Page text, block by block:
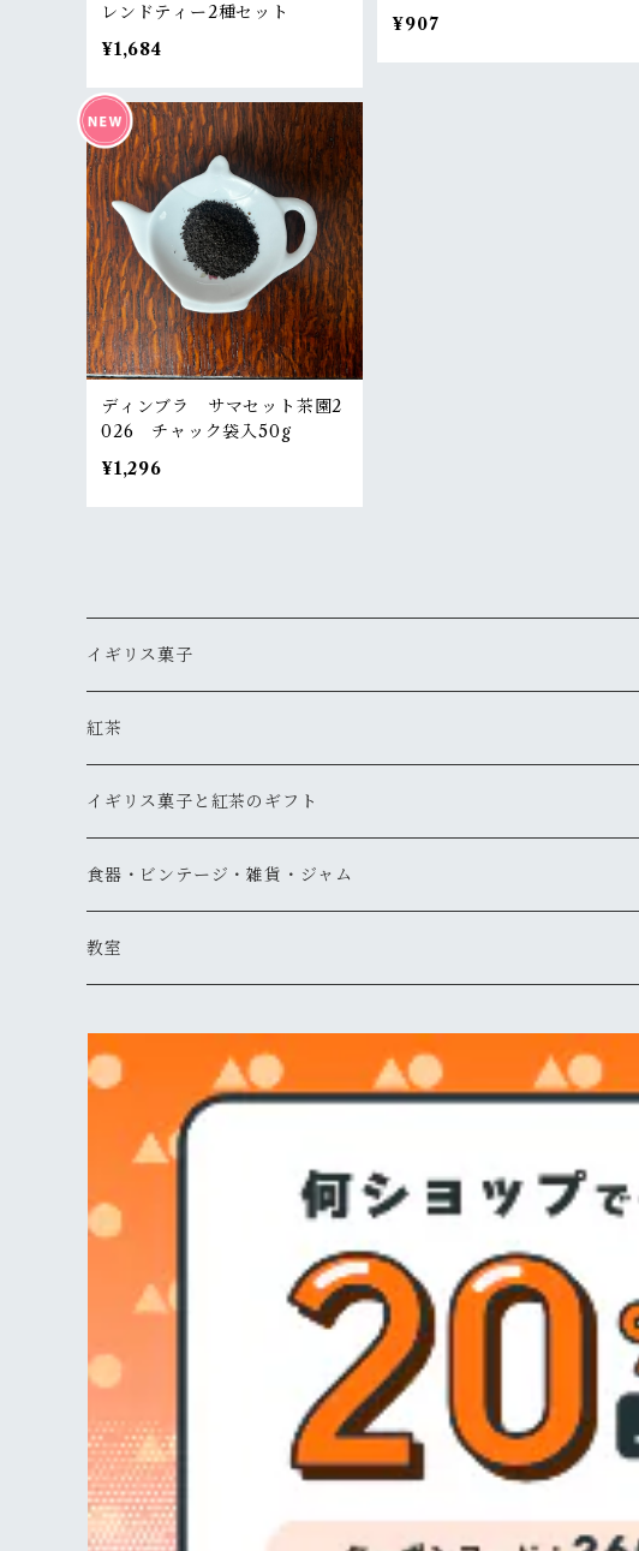
レンドティー2種セット
¥1,684
¥907
ディンブラ サマセット茶園2
026 チャック袋入50g
¥1,296
イギリス菓子
ギフト
紅茶
ティーバッグタイプ
リーフタイプ
スリランカ
中国
フレーバー、スパイス
ノンカフェインハーブティー
その他の紅茶
イギリス菓子と紅茶のギフト
1000円以下
リーフタイプ
1001円～2,000円
リーフタイプ
ノンカフェインハーブティー
ティーバッグタイプ
リーフタイプ
ノンカフェインハーブティー
3001円以上
ティーバッグタイプ
リーフタイプ
ノンカフェインハーブティー
ギフトボックスセット
ティーバッグタイプ
リーフタイプ
食器・ビンテージ・雑貨・ジャム
食器
その他
マーマレード
教室
イギリス菓子教室